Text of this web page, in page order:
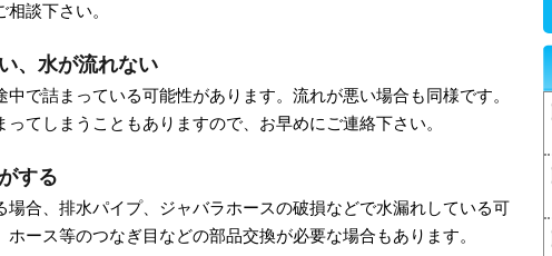
談下さい。
、水が流れない
で詰まっている可能性があります。流れが悪い場合も同様です。
てしまうこともありますので、お早めにご連絡下さい。
する
場合、排水パイプ、ジャバラホースの破損などで水漏れしている可
ース等のつなぎ目などの部品交換が必要な場合もあります。